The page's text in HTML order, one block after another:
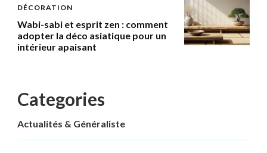
DÉCORATION
Wabi-sabi et esprit zen : comment
adopter la déco asiatique pour un
intérieur apaisant
Categories
Actualités & Généraliste